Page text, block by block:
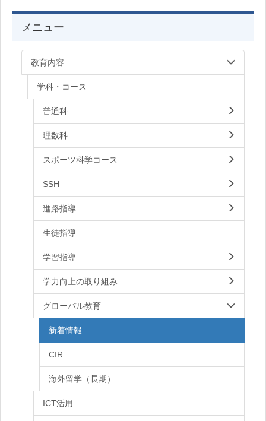
メニュー
教育内容
学科・コース
普通科
理数科
スポーツ科学コース
SSH
進路指導
生徒指導
学習指導
学力向上の取り組み
グローバル教育
新着情報
CIR
海外留学（長期）
ICT活用